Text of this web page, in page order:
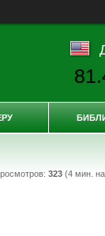
323(4 мин. на